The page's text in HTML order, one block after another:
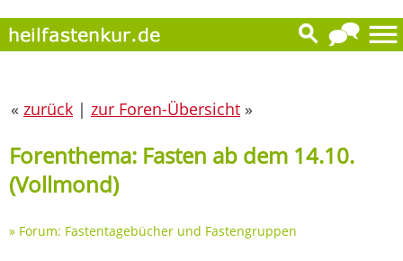
« zurück | zur Foren-Übersicht »
Forenthema: Fasten ab dem 14.10.
(Vollmond)
» Forum: Fastentagebücher und Fastengruppen